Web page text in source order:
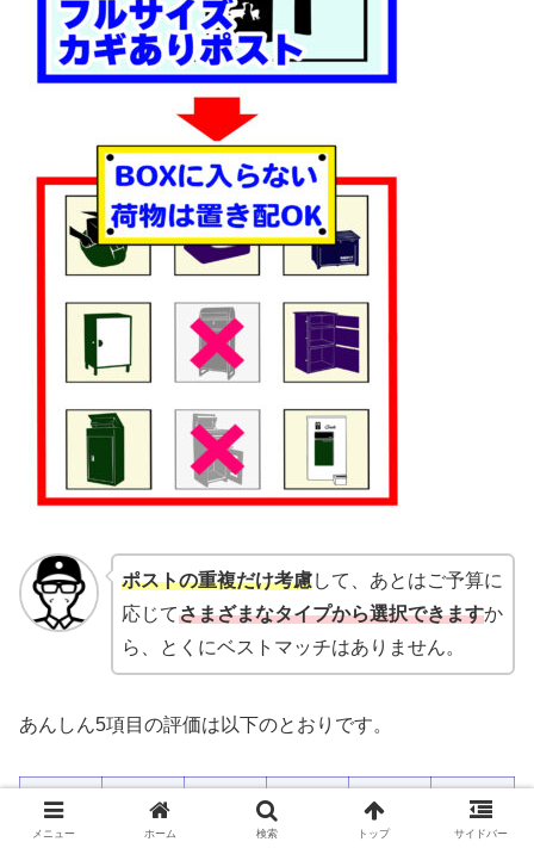
ポストの重複だけ考慮して、あとはご予算に
応じてさまざまなタイプから選択できますか
ら、とくにベストマッチはありません。
あんしん5項目の評価は以下のとおりです。
B-2.
①サイズ
の自由度
イズのポ
④耐候性 ⑤防犯性
メニュー ホーム 検索 トップ サイドバー